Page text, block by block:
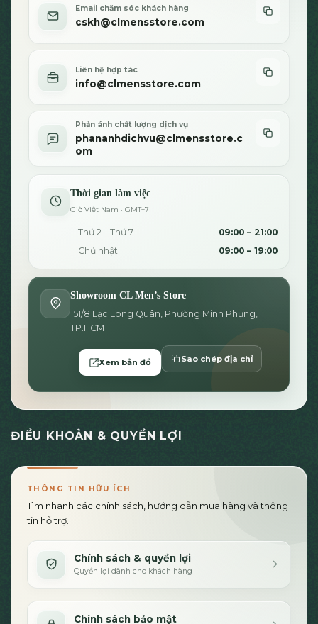
Email chăm sóc khách hàng
cskh@clmensstore.com
Liên hệ hợp tác
info@clmensstore.com
Phản ánh chất lượng dịch vụ
phananhdichvu@clmensstore.c
om
Thời gian làm việc
Giờ Việt Nam · GMT+7
Thứ 2 – Thứ 7
09:00 – 21:00
Chủ nhật
09:00 – 19:00
Showroom CL Men’s Store
151/8 Lạc Long Quân, Phường Minh Phụng,
TP.HCM
Xem bản đồ Sao chép địa chỉ
ĐIỀU KHOẢN & QUYỀN LỢI
THÔNG TIN HỮU ÍCH
Tìm nhanh các chính sách, hướng dẫn mua hàng và thông
tin hỗ trợ.
Chính sách & quyền lợi
Quyền lợi dành cho khách hàng
Chính sách bảo mật